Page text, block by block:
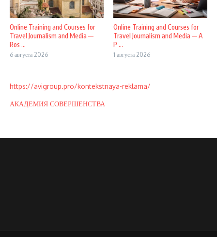
Online Training and Courses for
Travel Journalism and Media —
Ros ...
6 августа 2026
Online Training and Courses for
Travel Journalism and Media — A
P ...
1 августа 2026
https://avigroup.pro/kontekstnaya-reklama/
АКАДЕМИЯ СОВЕРШЕНСТВА